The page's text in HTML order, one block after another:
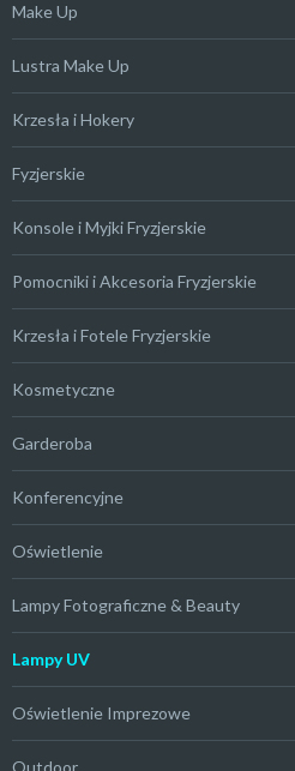
Make Up
Lustra Make Up
Krzesła i Hokery
Fyzjerskie
Konsole i Myjki Fryzjerskie
Pomocniki i Akcesoria Fryzjerskie
Krzesła i Fotele Fryzjerskie
Kosmetyczne
Garderoba
Konferencyjne
Oświetlenie
Lampy Fotograficzne & Beauty
Lampy UV
Oświetlenie Imprezowe
Outdoor